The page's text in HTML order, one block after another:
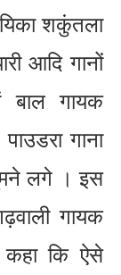
शकुंतला
आदि गानों
बाल गायक
गाना
लगे । इस
गायक
कहा कि ऐसे